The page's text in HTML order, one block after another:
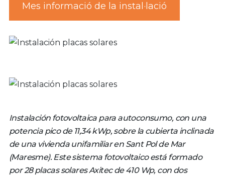
Mes informació de la instal·lació
Instalación fotovoltaica para autoconsumo, con una
potencia pico de 11,34 kWp, sobre la cubierta inclinada
de una vivienda unifamiliar en Sant Pol de Mar
(Maresme). Este sistema fotovoltaico está formado
por 28 placas solares Axitec de 410 Wp, con dos